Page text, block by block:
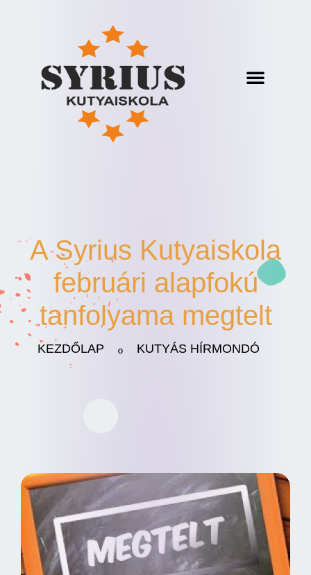
A Syrius Kutyaiskola
februári alapfokú
tanfolyama megtelt
KEZDŐLAP º KUTYÁS HÍRMONDÓ